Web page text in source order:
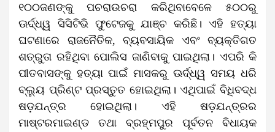
୧୦୦ଜଣଙ୍କୁ ପଚରାଉଚରା କରିଥିବାବେଳେ ୫୦୦ରୁ
ଊର୍ଦ୍ଧ୍ୱ ସିସିଟିଭି ଫୁଟେଜକୁ ଯାଞ୍ଚ କରିଛି। ଏହି ହତ୍ୟା
ଘଟଣାରେ ରାଜନୈତିକ, ବ୍ୟବସାୟିକ ଏବଂ ବ୍ୟକ୍ତିଗତ
ଶତ୍ରୁତା ରହିଥିବା ପୋଲିସ ଜାଣିବାକୁ ପାଇଥିଲା। ଏପରି କି
ପୀତବାସଙ୍କୁ ହତ୍ୟା ପାଇଁ ମାସକରୁ ଊର୍ଦ୍ଧ୍ୱ ସମୟ ଧରି
ବ୍ଲ୍ୟୁ ପ୍ରିଣ୍ଟ ପ୍ରସ୍ତୁତ ହୋଇଥିଲା। ଏଥିପାଇଁ ବିଧିବଦ୍ଧ
ଷଡ଼ଯନ୍ତ୍ର ହୋଇଥିଲା। ଏହି ଷଡ଼ଯନ୍ତ୍ରର
ମାଷ୍ଟରମାଇଣ୍ଡ ତଥା ବ୍ରହ୍ମପୁର ପୂର୍ବତନ ବିଧାୟକ